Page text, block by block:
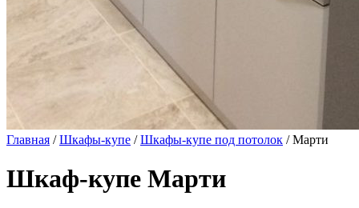
Главная /Шкафы-купе /Шкафы-купе под потолок / Марти
Шкаф-купе Марти